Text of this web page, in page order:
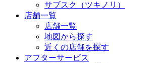
サブスク（ツキノリ）
店舗一覧
店舗一覧
地図から探す
近くの店舗を探す
アフターサービス